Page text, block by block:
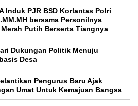
Induk PJR BSD Korlantas Polri
bersama Personilnya
Putih Berserta Tiangnya
Dukungan Politik Menuju
Desa
Pengurus Baru Ajak
Umat Untuk Kemajuan Bangsa